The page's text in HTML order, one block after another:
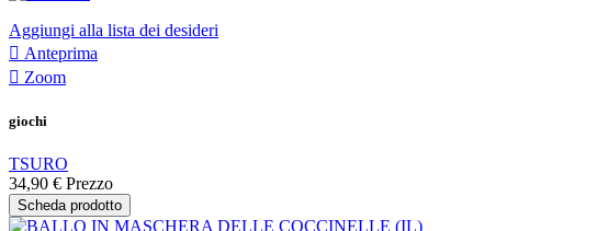
Aggiungi alla lista dei desideri
 Anteprima
 Zoom
giochi
TSURO
34,90 € Prezzo
Scheda prodotto